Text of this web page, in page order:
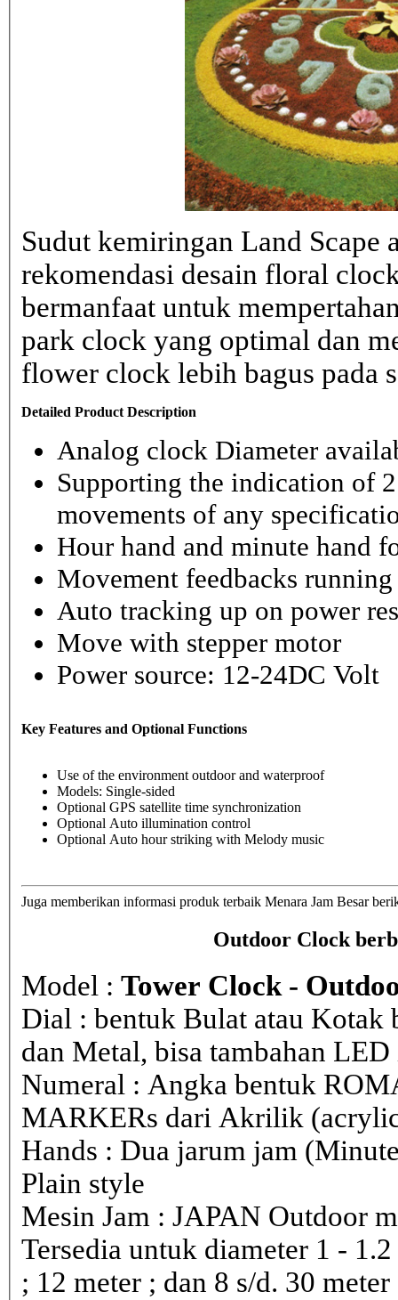
Sudut kemiringan Land Scape
rekomendasi desain floral
bermanfaat untuk
park clock yang optimal dan
flower clock lebih bagus pada
Detailed Product Description
Analog clock Diameter
Supporting the indication of
movements of any
Hour hand and minute hand
Movement feedbacks
Auto tracking up on power
Move with stepper motor
Power source: 12-24DC Volt
Key Features and Optional Functions
Use of the environment outdoor and waterproof
Models: Single-sided
Optional GPS satellite time synchronization
Optional Auto illumination control
Optional Auto hour striking with Melody music
Juga memberikan informasi produk terbaik Menara Jam Besar
Outdoor Clock
Model : Tower Clock -
Dial : bentuk Bulat atau
dan Metal, bisa tambahan
Numeral : Angka bentuk
MARKERs dari Akrilik
Hands : Dua jarum jam
Plain style
Mesin Jam : JAPAN Outdoor
Tersedia untuk diameter 1 -
; 12 meter ; dan 8 s/d. 30 meter